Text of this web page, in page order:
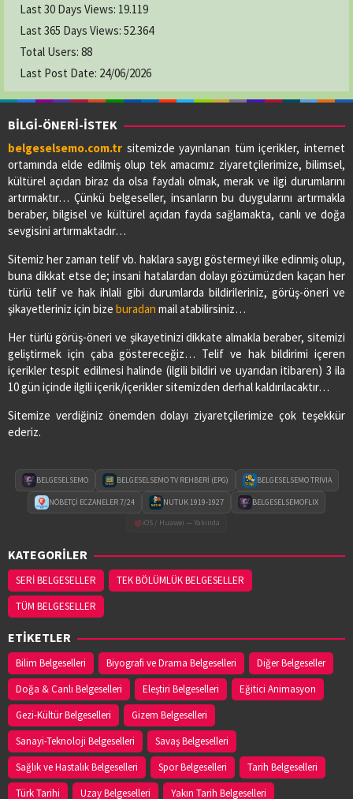
Last 30 Days Views: 19.119
Last 365 Days Views: 52.364
Total Users: 88
Last Post Date: 24/06/2026
BİLGİ-ÖNERİ-İSTEK
belgeselsemo.com.tr sitemizde yayınlanan tüm içerikler, internet
ortamında elde edilmiş olup tek amacımız ziyaretçilerimize, bilimsel,
kültürel açıdan biraz da olsa faydalı olmak, merak ve ilgi durumlarını
artırmaktır… Çünkü belgeseller, insanların bu duygularını artırmakla
beraber, bilgisel ve kültürel açıdan fayda sağlamakta, canlı ve doğa
sevgisini artırmaktadır…
Sitemiz her zaman telif vb. haklara saygı göstermeyi ilke edinmiş olup,
buna dikkat etse de; insani hatalardan dolayı gözümüzden kaçan her
türlü telif ve hak ihlali gibi durumlarda bildirileriniz, görüş-öneri ve
şikayetleriniz için bize buradan mail atabilirsiniz…
Her türlü görüş-öneri ve şikayetinizi dikkate almakla beraber, sitemizi
geliştirmek için çaba göstereceğiz… Telif ve hak bildirimi içeren
içerikler tespit edilmesi halinde (ilgili bildiri ve uyarıdan itibaren) 3 ila
10 gün içinde ilgili içerik/içerikler sitemizden derhal kaldırılacaktır…
Sitemize verdiğiniz önemden dolayı ziyaretçilerimize çok teşekkür
ederiz.
BELGESELSEMO BELGESELSEMO TV REHBERİ (EPG) BELGESELSEMO TRIVIA
NÖBETÇİ ECZANELER 7/24 NUTUK 1919-1927
BELGESELSEMOFLIX
iOS / Huawei — Yakında
KATEGORİLER
SERİ BELGESELLER
TEK BÖLÜMLÜK BELGESELLER
TÜM BELGESELLER
ETİKETLER
Bilim Belgeselleri Biyografi ve Drama Belgeselleri
Diğer Belgeseller
Doğa & Canlı Belgeselleri
Eleştiri Belgeselleri
Eğitici Animasyon
Gezi-Kültür Belgeselleri
Gizem Belgeselleri
Sanayi-Teknoloji Belgeselleri
Savaş Belgeselleri
Sağlık ve Hastalık Belgeselleri
Spor Belgeselleri
Tarih Belgeselleri
Türk Tarihi
Uzay Belgeselleri Yakın Tarih Belgeselleri